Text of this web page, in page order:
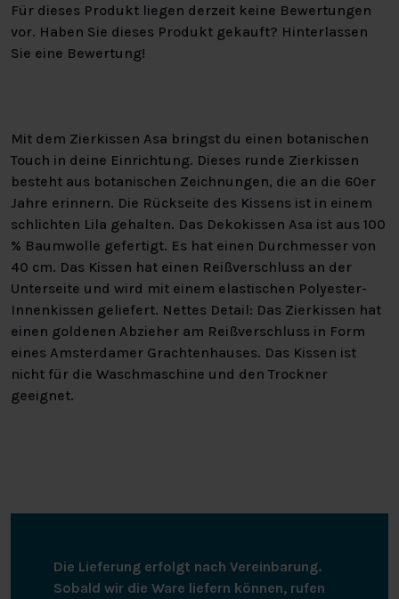
Für dieses Produkt liegen derzeit keine Bewertungen
vor. Haben Sie dieses Produkt gekauft? Hinterlassen
Sie eine Bewertung!
Mit dem Zierkissen Asa bringst du einen botanischen
Touch in deine Einrichtung. Dieses runde Zierkissen
besteht aus botanischen Zeichnungen, die an die 60er
Jahre erinnern. Die Rückseite des Kissens ist in einem
schlichten Lila gehalten. Das Dekokissen Asa ist aus 100
% Baumwolle gefertigt. Es hat einen Durchmesser von
40 cm. Das Kissen hat einen Reißverschluss an der
Unterseite und wird mit einem elastischen Polyester-
Innenkissen geliefert. Nettes Detail: Das Zierkissen hat
einen goldenen Abzieher am Reißverschluss in Form
eines Amsterdamer Grachtenhauses. Das Kissen ist
nicht für die Waschmaschine und den Trockner
geeignet.
Die Lieferung erfolgt nach Vereinbarung.
Sobald wir die Ware liefern können, rufen